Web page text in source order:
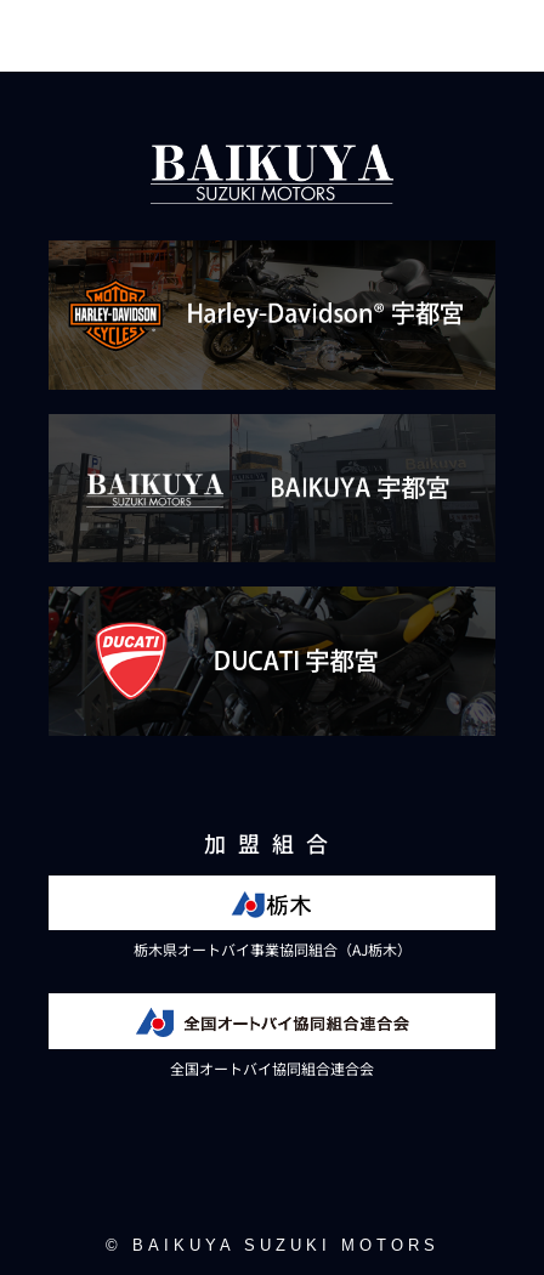
加盟組合
栃木県オートバイ事業協同組合（AJ栃木）
全国オートバイ協同組合連合会
© BAIKUYA SUZUKI MOTORS